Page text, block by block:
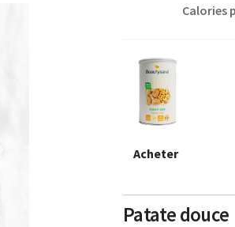
Calories
Acheter
Patate douce